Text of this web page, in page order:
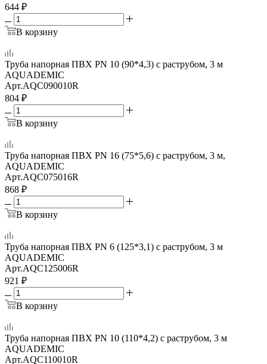
644 ₽
В корзину
Труба напорная ПВХ PN 10 (90*4,3) с раструбом, 3 м
AQUADEMIC
Арт.AQC090010R
804 ₽
В корзину
Труба напорная ПВХ PN 16 (75*5,6) с раструбом, 3 м,
AQUADEMIC
Арт.AQC075016R
868 ₽
В корзину
Труба напорная ПВХ PN 6 (125*3,1) с раструбом, 3 м
AQUADEMIC
Арт.AQC125006R
921 ₽
В корзину
Труба напорная ПВХ PN 10 (110*4,2) с раструбом, 3 м
AQUADEMIC
Арт.AQC110010R